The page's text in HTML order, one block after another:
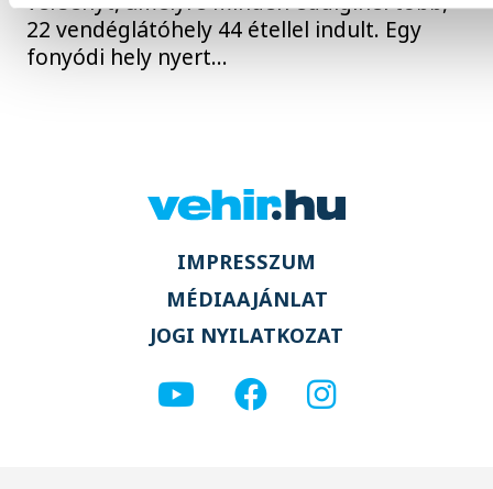
22 vendéglátóhely 44 étellel indult. Egy
fonyódi hely nyert...
IMPRESSZUM
MÉDIAAJÁNLAT
JOGI NYILATKOZAT